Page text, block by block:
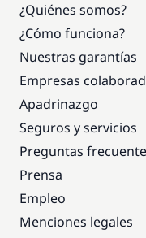
¿Quiénes somos?
¿Cómo funciona?
Nuestras garantías
Empresas
Apadrinazgo
Seguros y servicios
Preguntas
Prensa
Empleo
Menciones legales